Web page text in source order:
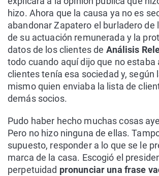
hizo. Ahora que la causa ya no es
abandonar Zapatero el burladero de
de su actuación remunerada y la
datos de los clientes de Análisis
todo cuando aquí dijo que no estaba
clientes tenía esa sociedad y, según
mismo quien enviaba la lista de
demás socios.
Pudo haber hecho muchas cosas
Pero no hizo ninguna de ellas.
supuesto, responder a lo que se le
marca de la casa. Escogió el
perpetuidad pronunciar una frase